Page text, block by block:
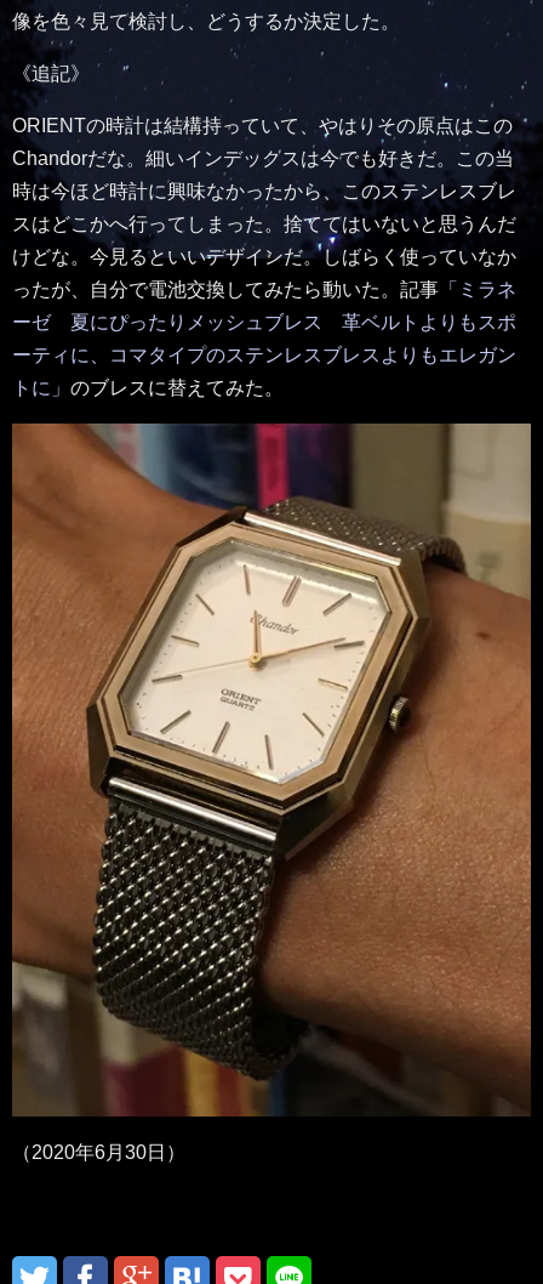
像を色々見て検討し、どうするか決定した。
《追記》
ORIENTの時計は結構持っていて、やはりその原点はこの
Chandorだな。細いインデックスは今でも好きだ。この当
時は今ほど時計に興味なかったから、このステンレスブレ
スはどこかへ行ってしまった。捨ててはいないと思うんだ
けどな。今見るといいデザインだ。しばらく使っていなか
ったが、自分で電池交換してみたら動いた。記事 「ミラネ
ーゼ 夏にぴったりメッシュブレス 革ベルトよりもスポ
ーティに、コマタイプのステンレスブレスよりもエレガン
トに」 のブレスに替えてみた。
（2020年6月30日）